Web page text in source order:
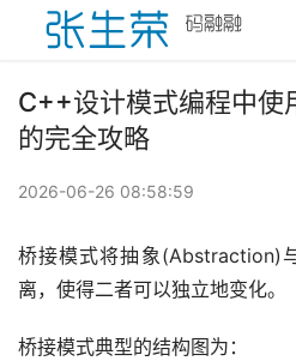
C++设计模式编程中使
的完全攻略
2026-06-26 08:58:59
桥接模式将抽象(Abstraction)
离，使得二者可以独立地变化。
桥接模式典型的结构图为：